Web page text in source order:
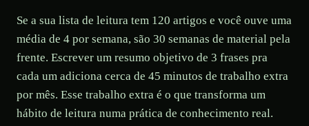
Se a sua lista de leitura tem 120 artigos e você ouve uma
média de 4 por semana, são 30 semanas de material pela
frente. Escrever um resumo objetivo de 3 frases pra
cada um adiciona cerca de 45 minutos de trabalho extra
por mês. Esse trabalho extra é o que transforma um
hábito de leitura numa prática de conhecimento real.